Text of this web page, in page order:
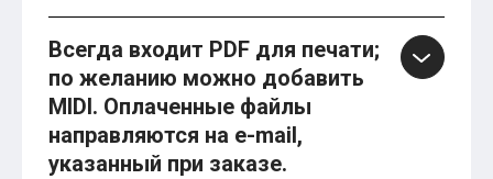
Всегда входит PDF для печати;
по желанию можно добавить
MIDI. Оплаченные файлы
направляются на e-mail,
указанный при заказе.